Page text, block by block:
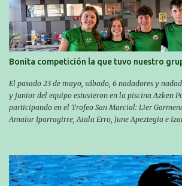
travesía se realiza un recorrido desde la playa de
de Malkorbe, pero debido al estado del mar de
decidió hacerlo en el interior de la bahía de la
Asier completó el recorrido en 29 minutos y 30
Bonita competición la que tuvo nuestro
El pasado 23 de mayo, sábado, 6 nadadores y
y junior del equipo estuvieron en la piscina Azken
participando en el Trofeo San Marcial: Lier
Amaiur Iparragirre, Aiala Erro, June Apeztegia e
marcas. A pesar de no conseguir marca, pasaron
sirvió para reforzar su experiencia. La mayoría ya
temporada, pero seguiremos trabajando con